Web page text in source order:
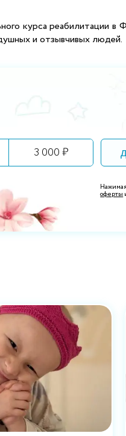
курса
и отзывчивых людей.
3 000 ₽
оферты